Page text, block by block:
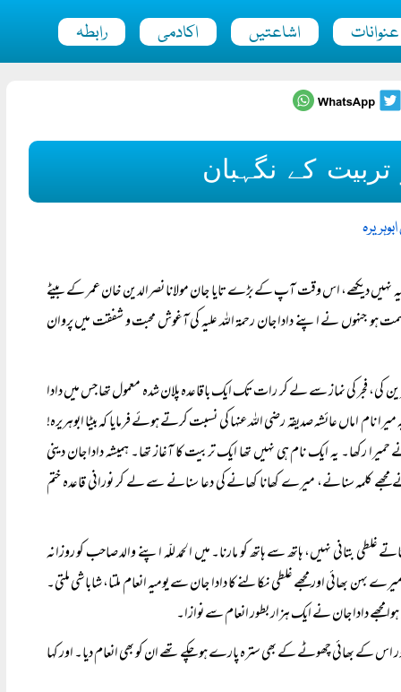
عنوانات اشاعتیں اکادمی رابطہ
کے نگہبان
نہیں دیکھے، اس وقت آپ کے بڑے تایا جان مولانا نصرالدین خان عمر کے بیٹے
ہو جنہوں نے اپنے دادا جان رحمۃ اللہ علیہ کی آغوش محبت و شفقت میں پروان
کی، فجر کی نماز سے لے کر رات تک ایک باقاعدہ پلان شدہ معمول تھا جس میں دادا
اماں عائشہ صدیقہ رضی اللہ عنہا کی نسبت کرتے ہوئے فرمایا کہ بیٹا ابوہریرہ!
رکھا۔ یہ ایک نام ہی نہیں تھا ایک تربیت کا آغاز تھا۔ ہمیشہ دادا جان دینی
کلمہ سنانے، میرے کھانا کھانے کی دعا سنانے سے لے کر نورانی قاعدہ ختم
غلطی بتانی نہیں، ہاتھ سے ہاتھ کو مارنا۔ میں الحمد للّہ اپنے والد صاحب کو روزانہ
بھائی اور مجھے غلطی نکالنے کا دادا جان سے یومیہ انعام ملتا، شاباشی ملتی۔
مجھے دادا جان نے ایک ہزار بطور انعام سے نوازا۔
اور اس کے بھائی چھوٹے کے بھی سترہ پارے ہوچکے تھے ان کو بھی انعام دیا۔ اور کہا